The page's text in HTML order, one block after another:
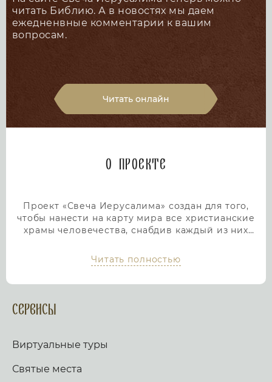
читать Библию. А в новостях мы даем
ежедненвные комментарии к вашим
вопросам.
Читать онлайн
О проекте
Проект «Свеча Иерусалима» создан для того,
чтобы нанести на карту мира все христианские
храмы человечества, снабдив каждый из них
мы дадим людям возможность посетить любой
храм или дольмен не выходя из дома, просто
помощь в возжжения свечей за здравие и
упокой в христианских храмах Иерусалима и
вопросом. Письма помещаются в Стену Плача,
Благодатным огнем.
Читать полностью
Сервисы
Виртуальные туры
Святые места